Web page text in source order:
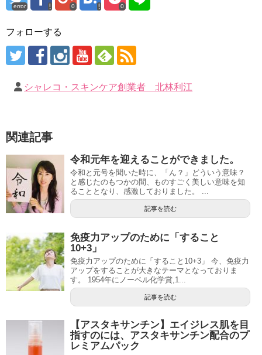
error 0 0
フォローする
シャレコ・スキンケア創業者 北林利江
関連記事
令和元年を迎えることができました。
令和と元号を聞いた時に、「ん？」どういう意味？
と感じたのもつかの間、ものすごく美しい意味を知
ることとなり、感激しておりました。 ...
記事を読む
免疫力アップのために「すること
10+3」
免疫力アップのために「すること10+3」 今、免疫力
アップをすることが大きなテーマとなっておりま
す。 1954年にノーベル化学賞,1...
記事を読む
【アスタキサンチン】エイジレス肌を目
指すのには、アスタキサンチン配合のプ
レミアムパック